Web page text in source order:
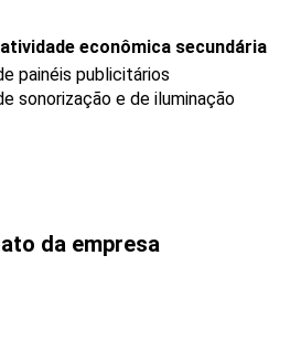
econômica secundária
painéis publicitários
sonorização e de iluminação
da empresa